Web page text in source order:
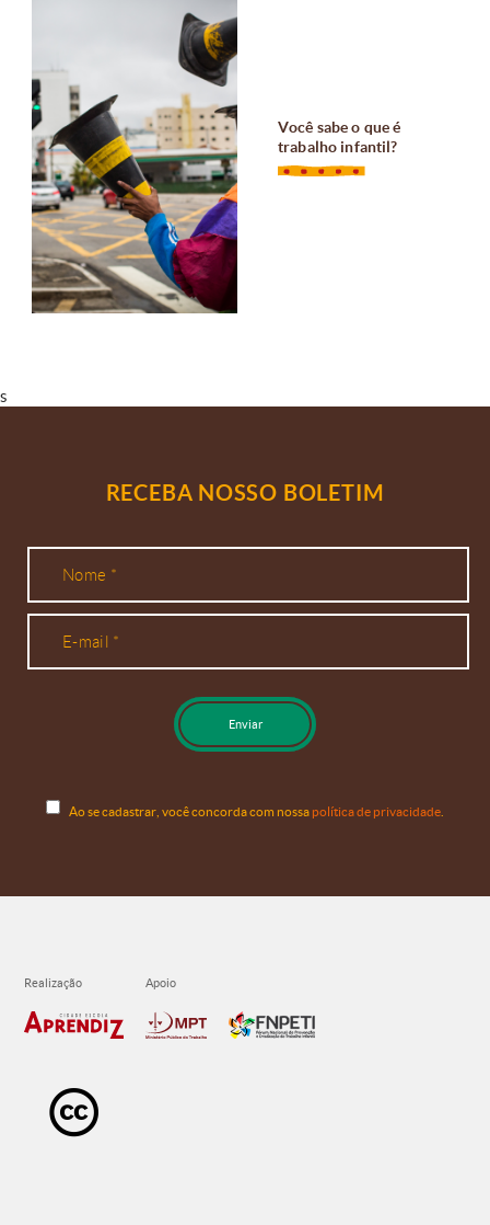
Você sabe o que é
trabalho infantil?
s
RECEBA NOSSO BOLETIM
Ao se cadastrar, você concorda com nossa política de privacidade